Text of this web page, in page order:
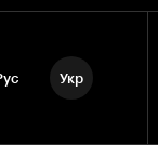
Укр